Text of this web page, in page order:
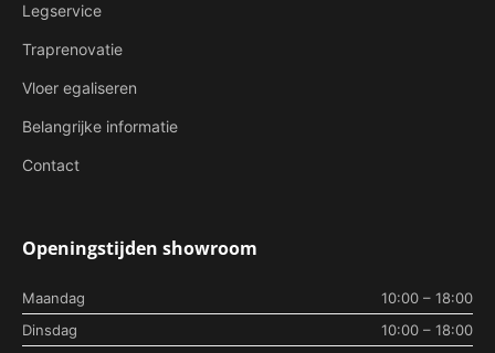
Legservice
Traprenovatie
Vloer egaliseren
Belangrijke informatie
Contact
Openingstijden showroom
Maandag
10:00 – 18:00
Dinsdag
10:00 – 18:00